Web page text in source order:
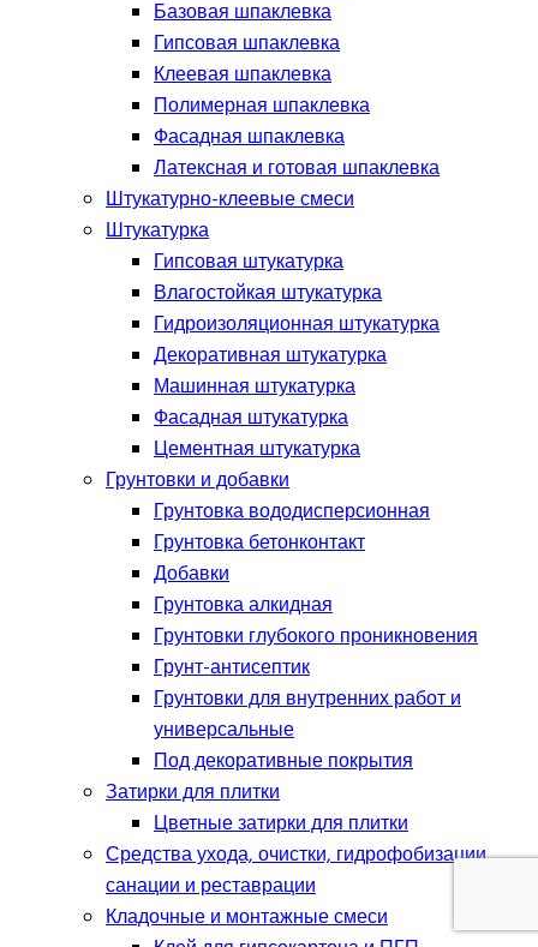
Базовая шпаклевка
Гипсовая шпаклевка
Клеевая шпаклевка
Полимерная шпаклевка
Фасадная шпаклевка
Латексная и готовая шпаклевка
Штукатурно-клеевые смеси
Штукатурка
Гипсовая штукатурка
Влагостойкая штукатурка
Гидроизоляционная штукатурка
Декоративная штукатурка
Машинная штукатурка
Фасадная штукатурка
Цементная штукатурка
Грунтовки и добавки
Грунтовка вододисперсионная
Грунтовка бетонконтакт
Добавки
Грунтовка алкидная
Грунтовки глубокого проникновения
Грунт-антисептик
Грунтовки для внутренних работ и
универсальные
Под декоративные покрытия
Затирки для плитки
Цветные затирки для плитки
Средства ухода, очистки, гидрофобизации,
санации и реставрации
Кладочные и монтажные смеси